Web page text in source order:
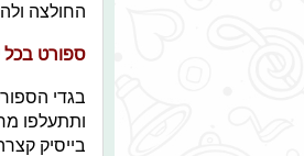
החולצה
ספורט בכל
בגדי
ותתעלפו
בייסיק